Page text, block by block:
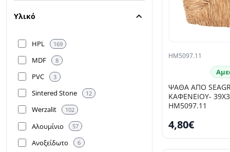
Διαφανές 4
Καρυδί
Κεραμιδί
Κόκκινο
Υλικό
HPL 169
MDF 8
PVC 3
Sintered Stone 12
Werzalit 102
Αλουμίνιο 57
Ανοξείδωτο 6
HM5097.11
ΨΑΘΑ ΑΠΟ
ΚΑΦΕΝΕΙΟΥ-
HM5097.11
4,80€